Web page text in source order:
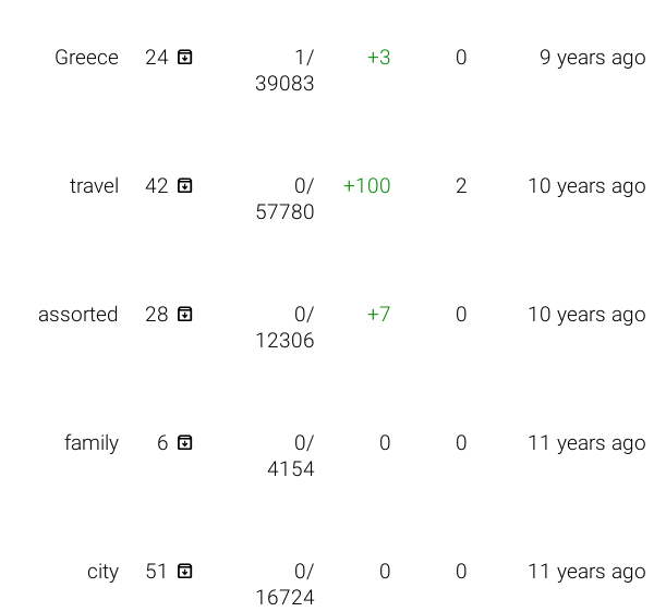
Greece 24 
1/
39083
+3 0 9 years ago
travel 42 
0/
57780
+100 2 10 years ago
assorted 28 
0/
12306
+7 0 10 years ago
family 6 
0/
4154
0 0 11 years ago
city 51 
0/
16724
0 0 11 years ago